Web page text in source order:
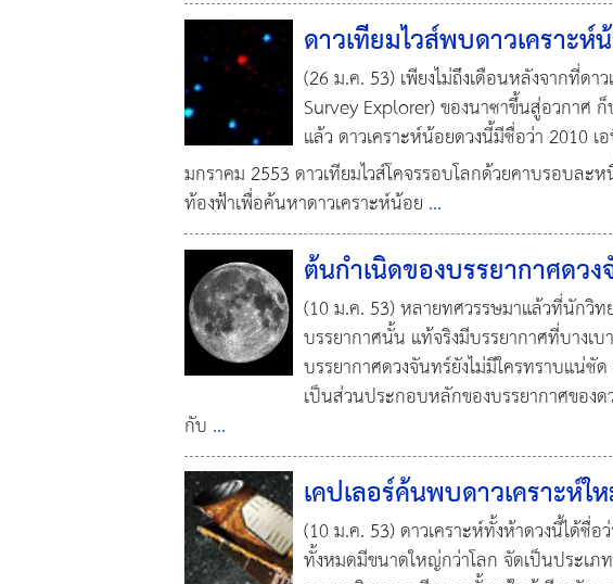
ดาวเทียมไวส์พบดาวเคราะ
(26 ม.ค. 53) เพียงไม่ถึงเดือนหลังจากที่ดา
Survey Explorer) ของนาซาขึ้นสู่อวกาศ
แล้ว ดาวเคราะห์น้อยดวงนี้มีชื่อว่า 2010 เ
มกราคม 2553 ดาวเทียมไวส์โคจรรอบโลกด้วยคาบรอบละ
ท้องฟ้าเพื่อค้นหาดาวเคราะห์น้อย ...
ต้นกำเนิดของบรรยากาศดว
(10 ม.ค. 53) หลายทศวรรษมาแล้วที่นักวิ
บรรยากาศนั้น แท้จริงมีบรรยากาศที่บางเ
บรรยากาศดวงจันทร์ยังไม่มีใครทราบแน่
เป็นส่วนประกอบหลักของบรรยากาศของ
กับ ...
เคปเลอร์ค้นพบดาวเคราะห์ใ
(10 ม.ค. 53) ดาวเคราะห์ทั้งห้าดวงนี้ได้ชื่
ทั้งหมดมีขนาดใหญ่กว่าโลก จัดเป็นประเภ